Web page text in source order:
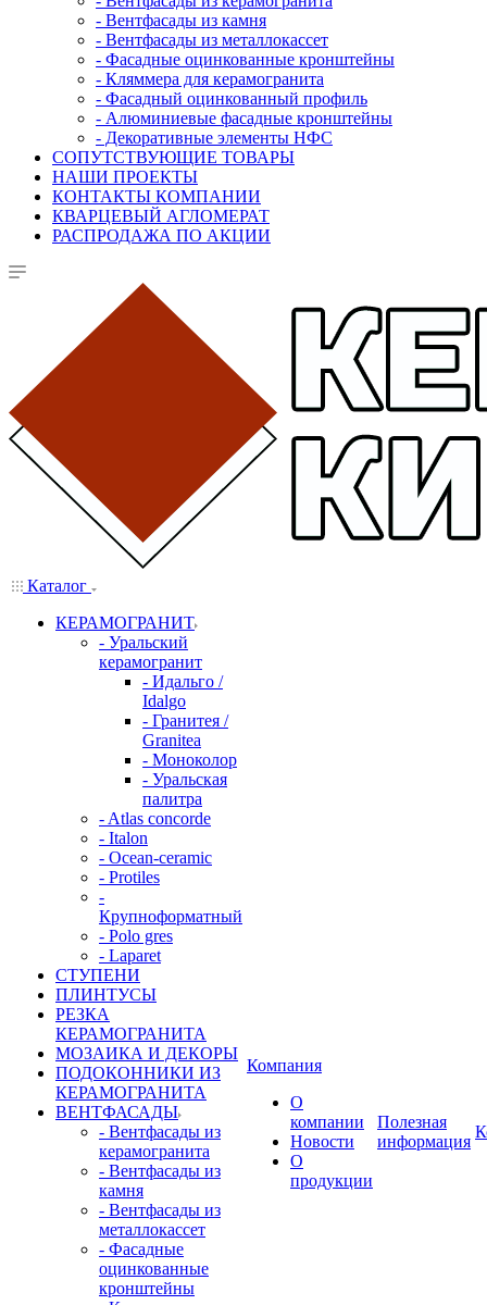
- Вентфасады из камня
- Вентфасады из металлокассет
- Фасадные оцинкованные кронштейны
- Кляммера для керамогранита
- Фасадный оцинкованный профиль
- Алюминиевые фасадные кронштейны
- Декоративные элементы НФС
СОПУТСТВУЮЩИЕ ТОВАРЫ
НАШИ ПРОЕКТЫ
КОНТАКТЫ КОМПАНИИ
КВАРЦЕВЫЙ АГЛОМЕРАТ
РАСПРОДАЖА ПО АКЦИИ
Каталог
КЕРАМОГРАНИТ
- Уральский
керамогранит
- Идальго /
Idalgo
- Гранитея /
Granitea
- Моноколор
- Уральская
палитра
- Atlas concorde
- Italon
- Ocean-ceramic
- Protiles
-
Крупноформатный
- Polo gres
- Laparet
СТУПЕНИ
ПЛИНТУСЫ
РЕЗКА
КЕРАМОГРАНИТА
МОЗАИКА И ДЕКОРЫ
ПОДОКОННИКИ ИЗ
КЕРАМОГРАНИТА
ВЕНТФАСАДЫ
- Вентфасады из
керамогранита
- Вентфасады из
камня
- Вентфасады из
металлокассет
- Фасадные
оцинкованные
кронштейны
Компания
О
компании
Новости
О
продукции
Полезная
информация